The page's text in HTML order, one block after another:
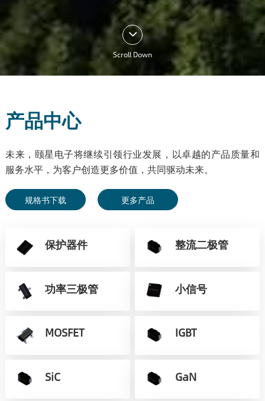
Scroll Down
产品中心
未来，颐星电子将继续引领行业发展，以卓越的产品质量和
服务水平，为客户创造更多价值，共同驱动未来。
规格书下载 更多产品
保护器件 整流二极管
功率三极管 小信号
MOSFET IGBT
SiC GaN